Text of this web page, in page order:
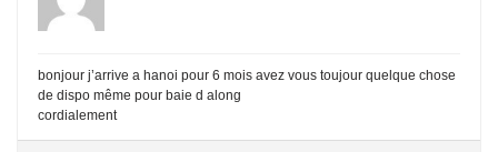
bonjour j’arrive a hanoi pour 6 mois avez vous toujour quelque chose
de dispo même pour baie d along
cordialement